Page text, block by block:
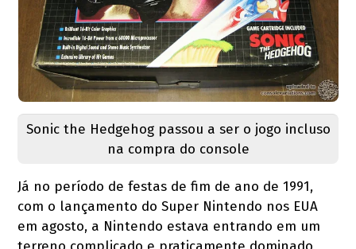
Sonic the Hedgehog passou a ser o jogo incluso
na compra do console
Já no período de festas de fim de ano de 1991,
com o lançamento do Super Nintendo nos EUA
em agosto, a Nintendo estava entrando em um